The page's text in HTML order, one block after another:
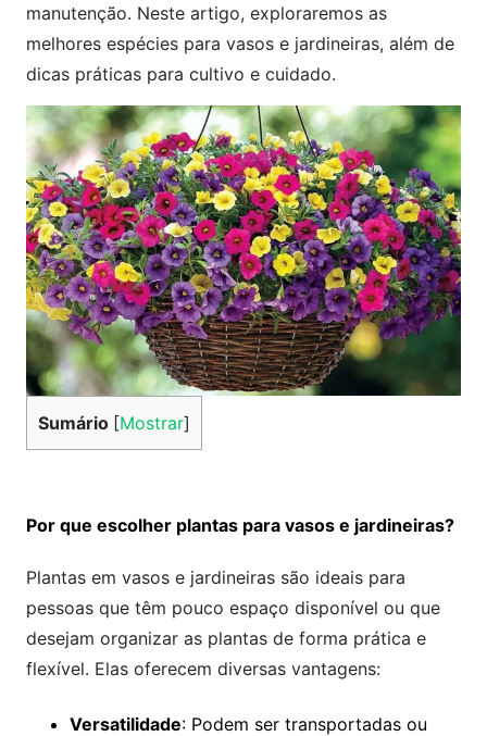
manutenção. Neste artigo, exploraremos as
melhores espécies para vasos e jardineiras, além de
dicas práticas para cultivo e cuidado.
Sumário [Mostrar]
Por que escolher plantas para vasos e jardineiras?
Plantas em vasos e jardineiras são ideais para
pessoas que têm pouco espaço disponível ou que
desejam organizar as plantas de forma prática e
flexível. Elas oferecem diversas vantagens:
Versatilidade: Podem ser transportadas ou